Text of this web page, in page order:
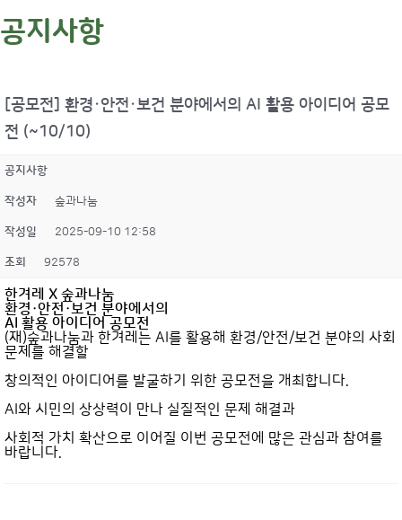
공지사항
[공모전] 환경·안전·보건 분야에서의 AI 활용 아이디어 공모
전 (~10/10)
공지사항
작성자 숲과나눔
작성일 2025-09-10 12:58
조회 92578
한겨레 X 숲과나눔
환경·안전·보건 분야에서의
AI 활용 아이디어 공모전
(재)숲과나눔과 한겨레는 AI를 활용해 환경/안전/보건 분야의 사회
문제를 해결할
창의적인 아이디어를 발굴하기 위한 공모전을 개최합니다.
AI와 시민의 상상력이 만나 실질적인 문제 해결과
사회적 가치 확산으로 이어질 이번 공모전에 많은 관심과 참여를
바랍니다.